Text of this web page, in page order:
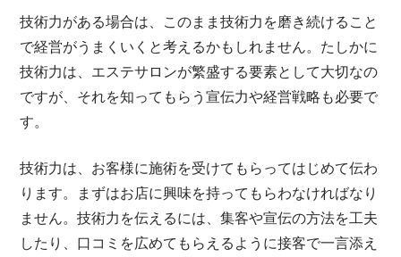
技術力がある場合は、このまま技術力を磨き続けること
で経営がうまくいくと考えるかもしれません。たしかに
技術力は、エステサロンが繁盛する要素として大切なの
ですが、それを知ってもらう宣伝力や経営戦略も必要で
す。
技術力は、お客様に施術を受けてもらってはじめて伝わ
ります。まずはお店に興味を持ってもらわなければなり
ません。技術力を伝えるには、集客や宣伝の方法を工夫
したり、口コミを広めてもらえるように接客で一言添え